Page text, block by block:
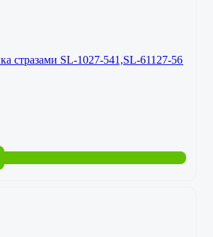
стразами SL-1027-541,SL-61127-56